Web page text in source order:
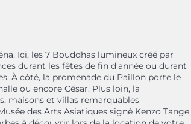
Ici, les 7 Bouddhas lumineux créé par
durant les fêtes de fin d’année ou durant
À côté, la promenade du Paillon porte le
ou encore César. Plus loin, la
maisons et villas remarquables
des Arts Asiatiques signé Kenzo Tange,